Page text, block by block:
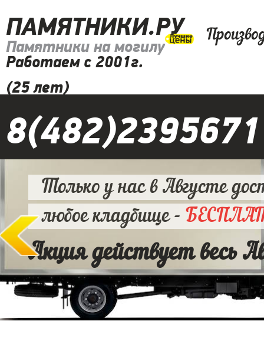
ПАМЯТНИКИ.РУ
Памятники на могилу
Работаем с 2001г.
(25 лет)
8(482)2395671
Только у нас в Августе
любое кладбище -
Акция действует весь